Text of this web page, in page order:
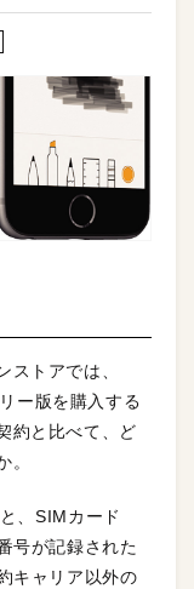
ストアでは、
ー版を購入する
約と比べて、ど
。
、SIMカード
号が記録された
キャリア以外の